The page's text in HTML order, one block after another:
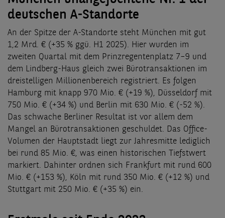
deutschen A-Standorte
An der Spitze der A-Standorte steht München mit gut
1,2 Mrd. € (+35 % ggü. H1 2025). Hier wurden im
zweiten Quartal mit dem Prinzregentenplatz 7–9 und
dem Lindberg-Haus gleich zwei Bürotransaktionen im
dreistelligen Millionenbereich registriert. Es folgen
Hamburg mit knapp 970 Mio. € (+19 %), Düsseldorf mit
750 Mio. € (+34 %) und Berlin mit 630 Mio. € (-52 %).
Das schwache Berliner Resultat ist vor allem dem
Mangel an Bürotransaktionen geschuldet. Das Office-
Volumen der Hauptstadt liegt zur Jahresmitte lediglich
bei rund 85 Mio. €, was einen historischen Tiefstwert
markiert. Dahinter ordnen sich Frankfurt mit rund 600
Mio. € (+153 %), Köln mit rund 350 Mio. € (+12 %) und
Stuttgart mit 250 Mio. € (+35 %) ein.